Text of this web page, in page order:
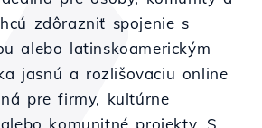
zdôrazniť spojenie s
alebo latinskoamerickým
jasnú a rozlišovaciu online
pre firmy, kultúrne
komunitné projekty. S